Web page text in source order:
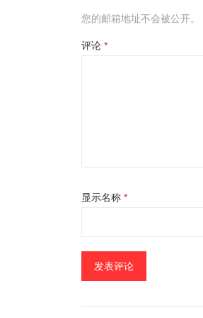
您的邮箱地址不会被公开。
评论 *
显示名称 *